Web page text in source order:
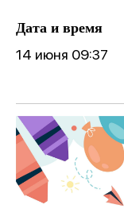
Дата и время
14 июня 09:37